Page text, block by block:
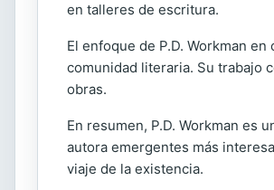
en talleres de escritura.
El enfoque de P.D. Workman
comunidad literaria. Su trabajo
obras.
En resumen, P.D. Workman es
autora emergentes más
viaje de la existencia.